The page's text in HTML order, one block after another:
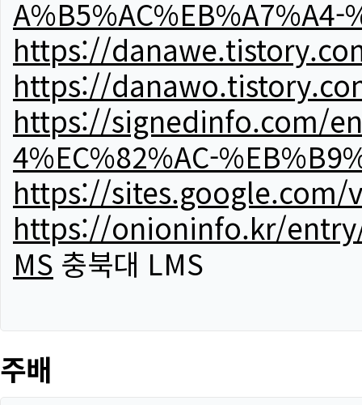
A%B5%AC%EB%A7%A4-
https://
https://
https://signedinfo.com/
4%EC%82%AC-
https://sites.google.com/
https://onioninfo.kr/entry/
MS 충북대 LMS
주배